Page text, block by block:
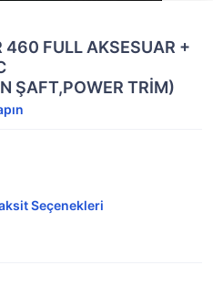
460 FULL AKSESUAR +
ŞAFT,POWER TRİM)
Seçenekleri